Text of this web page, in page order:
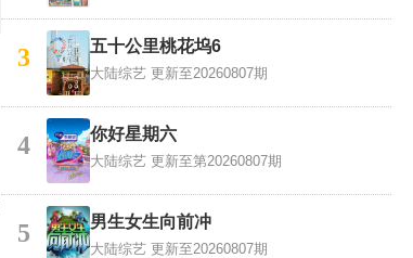
3 五十公里桃花坞6
大陆综艺 更新至20260807期
4 你好星期六
大陆综艺 更新至第20260807期
5 男生女生向前冲
大陆综艺 更新至20260807期